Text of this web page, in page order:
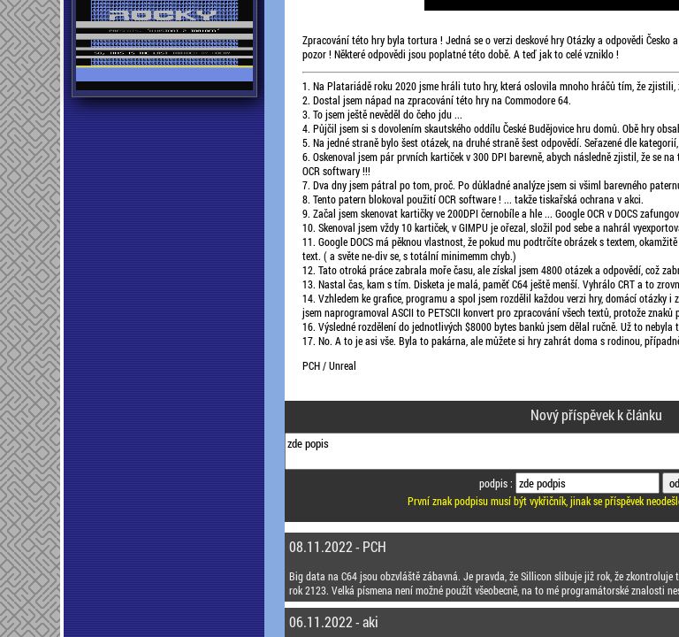
Zpracování této hry byla tortura ! Jedná se o verzi deskové hry Otázky a odpovědi Česko
pozor ! Některé odpovědi jsou poplatné této době. A teď jak to celé vzniklo !
1. Na Platariádě roku 2020 jsme hráli tuto hry, která oslovila mnoho hráčů tím, že zjistili,
2. Dostal jsem nápad na zpracování této hry na Commodore 64.
3. To jsem ještě nevěděl do čeho jdu ...
4. Půjčil jsem si s dovolením skautského oddílu České Budějovice hru domů. Obě hry
5. Na jedné straně bylo šest otázek, na druhé straně šest odpovědí. Seřazené dle
6. Oskenoval jsem pár prvních kartiček v 300 DPI barevně, abych následně zjistil, že se
OCR softwary !!!
7. Dva dny jsem pátral po tom, proč. Po důkladné analýze jsem si všiml barevného
8. Tento patern blokoval použití OCR software ! ... takže tiskařská ochrana v akci.
9. Začal jsem skenovat kartičky ve 200DPI černobíle a hle ... Google OCR v DOCS
10. Skenoval jsem vždy 10 kartiček, v GIMPU je ořezal, složil pod sebe a nahrál
11. Google DOCS má pěknou vlastnost, že pokud mu podtrčíte obrázek s textem,
text. ( a světe ne-div se, s totální minimemm chyb.)
12. Tato otroká práce zabrala moře času, ale získal jsem 4800 otázek a odpovědí, což
13. Nastal čas, kam s tím. Disketa je malá, paměť C64 ještě menší. Vyhrálo CRT a to
14. Vzhledem ke grafice, programu a spol jsem rozdělil každou verzi hry, domácí otázky
jsem naprogramoval ASCII to PETSCII konvert pro zpracování všech textů, protože
16. Výsledné rozdělení do jednotlivých $8000 bytes banků jsem dělal ručně. Už to
17. No. A to je asi vše. Byla to pakárna, ale můžete si hry zahrát doma s rodinou,
PCH / Unreal
Nový příspěvek k článku
podpis :
První znak podpisu musí být vykřičník, jinak se příspěvek
08.11.2022 - PCH
Big data na C64 jsou obzvláště zábavná. Je pravda, že Sillicon slibuje již rok, že
rok 2123. Velká písmena není možné použít všeobecně, na to mé programátorské znalosti
06.11.2022 - aki